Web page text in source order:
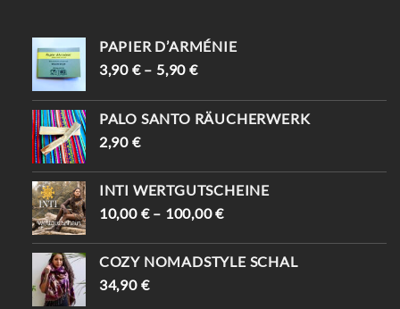
PAPIER D’ARMÉNIE
3,90 €– 5,90€
PALO SANTO RÄUCHERWERK
2,90 €
INTI WERTGUTSCHEINE
10,00 €– 100,00€
COZY NOMADSTYLE SCHAL
34,90 €